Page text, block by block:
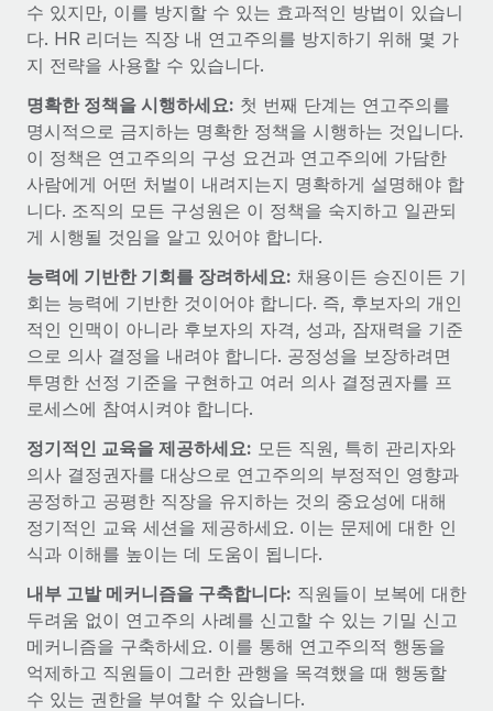
채용 후보자 심사 프로세스 간소화
Compliance Watchtower
기기 관리
전 세계 IT 장비 제공 및 추적 관리
법인 설립
법인 설립을 빠르고 준법적으로 지원
글로벌 인재 이동 및 전근
직원 해외 이전을 간편하게 처리
복리후생
손쉬운 직원 복리후생 관리
모든 리소스 보기
글로벌 급여
EOR 및 PEO
계약자 관리
블로그 둘러보기
블로그
Remote Contractor Management Plus
Remote의 사명은 모든 규모의 기업이 전 세계 어디서든 업무에 가
장 적합 사람을 찾아 채용 및 관리하고 급여를 지급하도록 돕는 것
입니다. 이를 위해 최근 몇 주 동안 새로운...
자세히 알아보기
Shootsta가 Remote를 통해 네 개의 시장에서 글로벌
채용을 확장한 방법
수 있지만, 이를 방지할 수 있는 효과적인 방법이 있습니
다. HR 리더는 직장 내 연고주의를 방지하기 위해 몇 가
지 전략을 사용할 수 있습니다.
명확한 정책을 시행하세요: 첫 번째 단계는 연고주의를
명시적으로 금지하는 명확한 정책을 시행하는 것입니다.
이 정책은 연고주의의 구성 요건과 연고주의에 가담한
사람에게 어떤 처벌이 내려지는지 명확하게 설명해야 합
니다. 조직의 모든 구성원은 이 정책을 숙지하고 일관되
게 시행될 것임을 알고 있어야 합니다.
능력에 기반한 기회를 장려하세요: 채용이든 승진이든 기
회는 능력에 기반한 것이어야 합니다. 즉, 후보자의 개인
적인 인맥이 아니라 후보자의 자격, 성과, 잠재력을 기준
으로 의사 결정을 내려야 합니다. 공정성을 보장하려면
투명한 선정 기준을 구현하고 여러 의사 결정권자를 프
로세스에 참여시켜야 합니다.
정기적인 교육을 제공하세요: 모든 직원, 특히 관리자와
의사 결정권자를 대상으로 연고주의의 부정적인 영향과
공정하고 공평한 직장을 유지하는 것의 중요성에 대해
정기적인 교육 세션을 제공하세요. 이는 문제에 대한 인
식과 이해를 높이는 데 도움이 됩니다.
내부 고발 메커니즘을 구축합니다: 직원들이 보복에 대한
두려움 없이 연고주의 사례를 신고할 수 있는 기밀 신고
메커니즘을 구축하세요. 이를 통해 연고주의적 행동을
억제하고 직원들이 그러한 관행을 목격했을 때 행동할
수 있는 권한을 부여할 수 있습니다.